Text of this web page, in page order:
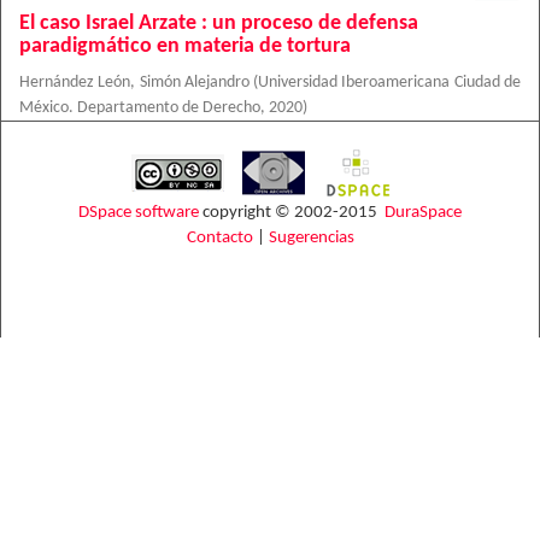
El caso Israel Arzate : un proceso de defensa
paradigmático en materia de tortura
Hernández León, Simón Alejandro (Universidad Iberoamericana Ciudad de
México. Departamento de Derecho, 2020)
DSpace software copyright © 2002-2015 DuraSpace
Contacto| Sugerencias